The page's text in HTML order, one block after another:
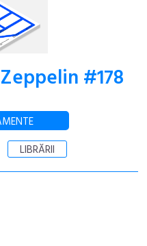
#178
LIBRĂRII